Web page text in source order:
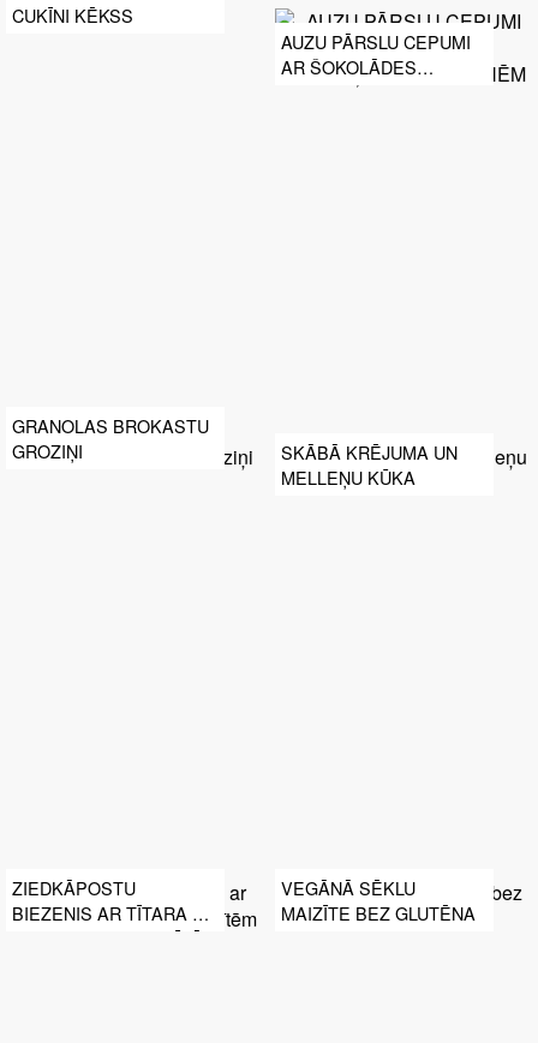
CUKĪNI KĒKSS
AUZU PĀRSLU CEPUMI
AR ŠOKOLĀDES
GABALIŅIEM UN
GRANOLAS BROKASTU
GROZIŅI
SKĀBĀ KRĒJUMA UN
MELLEŅU KŪKA
ZIEDKĀPOSTU
BIEZENIS AR TĪTARA UN
BIEZPIENA KOTLETĪTĒM
VEGĀNĀ SĒKLU
MAIZĪTE BEZ GLUTĒNA